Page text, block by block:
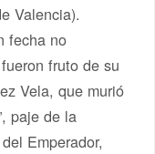
Valencia).
fecha no
fruto de su
Vela, que murió
paje de la
Emperador,